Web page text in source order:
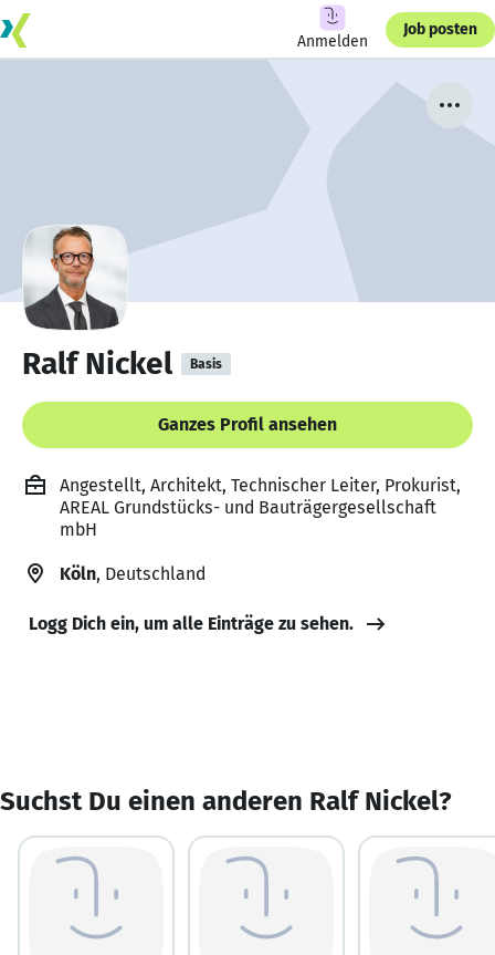
Anmelden
Job posten
Ralf Nickel Basis
Ganzes Profil ansehen
Angestellt, Architekt, Technischer Leiter, Prokurist,
AREAL Grundstücks- und Bauträgergesellschaft
mbH
Köln, Deutschland
Logg Dich ein, um alle Einträge zu sehen.
Suchst Du einen anderen Ralf Nickel?